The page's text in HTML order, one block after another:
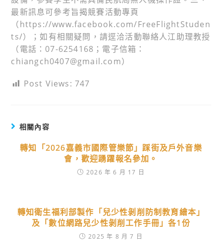
最新訊息可參考旨揭競賽活動專頁
（https://www.facebook.com/FreeFlightStuden
ts/）；如有相關疑問，請逕洽活動聯絡人江助理教授
（電話：07-6254168；電子信箱：
chiangch0407@gmail.com）
Post Views: 747
相關內容
轉知「2026嘉義市國際管樂節」踩街及戶外音樂
會，歡迎踴躍報名參加。
2026 年 6 月 17 日
轉知衛生福利部製作「兒少性剝削防制教育繪本」
及「數位網路兒少性剝削工作手冊」各1份
2025 年 8 月 7 日